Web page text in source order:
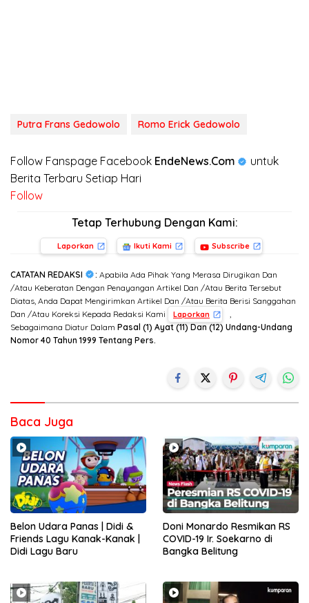
Putra Frans Gedowolo Romo Erick Gedowolo
Follow Fanspage Facebook EndeNews.Com
untuk
Berita Terbaru Setiap Hari
Follow
Tetap Terhubung Dengan Kami:
Laporkan Ikuti Kami Subscribe
CATATAN REDAKSI : Apabila Ada Pihak Yang Merasa Dirugikan Dan
/Atau Keberatan Dengan Penayangan Artikel Dan /Atau Berita Tersebut
Diatas, Anda Dapat Mengirimkan Artikel Dan /Atau Berita Berisi Sanggahan
Dan /Atau Koreksi Kepada Redaksi Kami
Laporkan
,
Sebagaimana Diatur Dalam Pasal (1) Ayat (11) Dan (12) Undang-Undang
Nomor 40 Tahun 1999 Tentang Pers.
Baca Juga
Belon Udara Panas | Didi &
Friends Lagu Kanak-Kanak |
Didi Lagu Baru
Doni Monardo Resmikan RS
COVID-19 Ir. Soekarno di
Bangka Belitung